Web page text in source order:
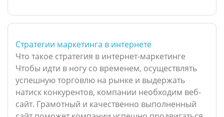
Стратегии маркетинга в интернете
Что такое стратегия в интернет-маркетинге
Чтобы идти в ногу со временем, осуществлять
успешную торговлю на рынке и выдержать
натиск конкурентов, компании необходим веб-
сайт. Грамотный и качественно выполненный